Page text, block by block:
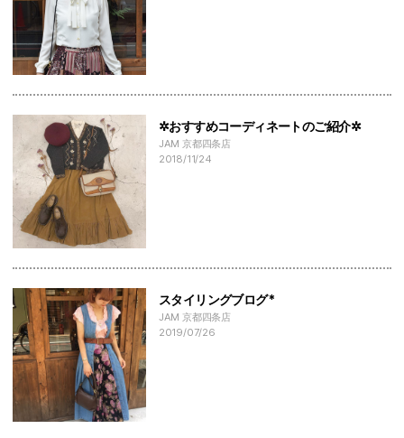
✲おすすめコーディネートのご紹介✲
JAM 京都四条店
2018/11/24
スタイリングブログ*
JAM 京都四条店
2019/07/26